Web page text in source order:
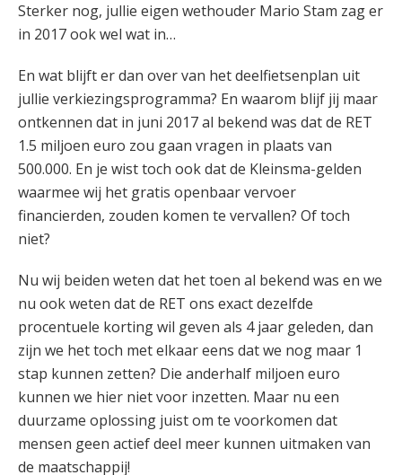
Sterker nog, jullie eigen wethouder Mario Stam zag er
in 2017 ook wel wat in…
En wat blijft er dan over van het deelfietsenplan uit
jullie verkiezingsprogramma? En waarom blijf jij maar
ontkennen dat in juni 2017 al bekend was dat de RET
1.5 miljoen euro zou gaan vragen in plaats van
500.000. En je wist toch ook dat de Kleinsma-gelden
waarmee wij het gratis openbaar vervoer
financierden, zouden komen te vervallen? Of toch
niet?
Nu wij beiden weten dat het toen al bekend was en we
nu ook weten dat de RET ons exact dezelfde
procentuele korting wil geven als 4 jaar geleden, dan
zijn we het toch met elkaar eens dat we nog maar 1
stap kunnen zetten? Die anderhalf miljoen euro
kunnen we hier niet voor inzetten. Maar nu een
duurzame oplossing juist om te voorkomen dat
mensen geen actief deel meer kunnen uitmaken van
de maatschappij!